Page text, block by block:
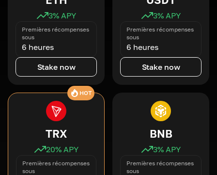
3% APY
Premières récompenses
sous
6 heures
Stake now
3% APY
Premières récompenses
sous
6 heures
Stake now
HOT
TRX
20% APY
Premières récompenses
sous
BNB
3% APY
Premières récompenses
sous